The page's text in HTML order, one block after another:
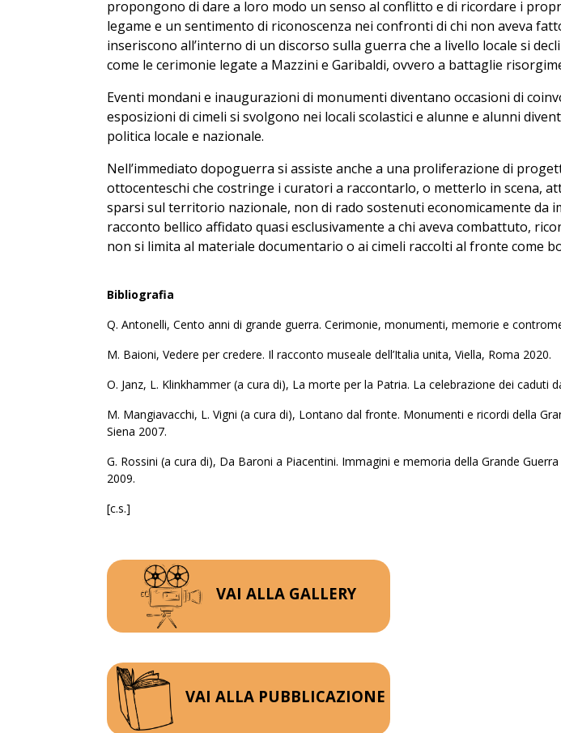
propongono di dare a loro modo un senso al conflitto e di ricordare i
legame e un sentimento di riconoscenza nei confronti di chi non aveva
inseriscono all’interno di un discorso sulla guerra che a livello locale si
come le cerimonie legate a Mazzini e Garibaldi, ovvero a battaglie
Eventi mondani e inaugurazioni di monumenti diventano occasioni di
esposizioni di cimeli si svolgono nei locali scolastici e alunne e alunni
politica locale e nazionale.
Nell’immediato dopoguerra si assiste anche a una proliferazione di
ottocenteschi che costringe i curatori a raccontarlo, o metterlo in scena,
sparsi sul territorio nazionale, non di rado sostenuti economicamente
racconto bellico affidato quasi esclusivamente a chi aveva combattuto,
non si limita al materiale documentario o ai cimeli raccolti al fronte come
Bibliografia
Q. Antonelli, Cento anni di grande guerra. Cerimonie, monumenti, memorie e
M. Baioni, Vedere per credere. Il racconto museale dell’Italia unita, Viella, Roma 2020.
O. Janz, L. Klinkhammer (a cura di), La morte per la Patria. La celebrazione dei caduti
M. Mangiavacchi, L. Vigni (a cura di), Lontano dal fronte. Monumenti e ricordi della
Siena 2007.
G. Rossini (a cura di), Da Baroni a Piacentini. Immagini e memoria della Grande
2009.
[c.s.]
VAI ALLA GALLERY
VAI ALLA PUBBLICAZIONE